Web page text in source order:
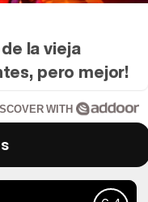
la vieja
pero mejor!
WITH